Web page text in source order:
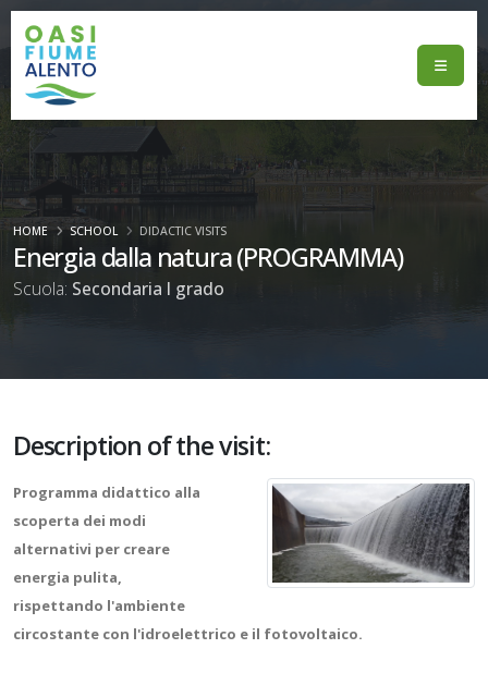
Energia dalla natura (PROGRAMMA)
Scuola: Secondaria I grado
HOME SCHOOL DIDACTIC VISITS
Description of the visit:
Programma didattico alla
scoperta dei modi
alternativi per creare
energia pulita,
rispettando l'ambiente
circostante con l'idroelettrico e il fotovoltaico.